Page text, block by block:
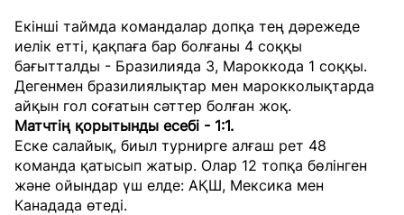
Екінші таймда командалар допқа тең дәрежеде
иелік етті, қақпаға бар болғаны 4 соққы
бағытталды - Бразилияда 3, Мароккода 1 соққы.
Дегенмен бразилиялықтар мен марокколықтарда
айқын гол соғатын сәттер болған жоқ.
Матчтің қорытынды есебі - 1:1.
Еске салайық, биыл турнирге алғаш рет 48
команда қатысып жатыр. Олар 12 топқа бөлінген
және ойындар үш елде: АҚШ, Мексика мен
Канадада өтеді.